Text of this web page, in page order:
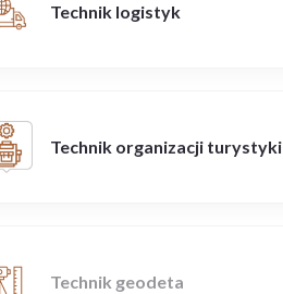
Technik logistyk
Technik organizacji turystyki
Technik geodeta